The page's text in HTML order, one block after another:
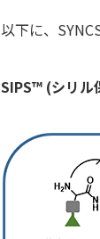
以下に、
SIPS™ (シリル